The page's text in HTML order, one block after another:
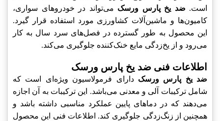
است. ضد یخ پارس ورسک می‌تواند در خودروهای سواری،
کامیون‌ها و ماشین‌آلات کشاورزی مورد استفاده قرار گیرد.
این محصول به طور گسترده در فصل‌های سرد سال به کار
می‌رود و از یخ‌زدگی مایع خنک‌کننده جلوگیری می‌کند.
اطلاعات فنی ضد یخ پارس ورسک
ضد یخ پارس ورسک دارای فرمولاسیون ویژه‌ای است که
شامل ترکیبات آلی و معدنی می‌باشد. این ترکیبات به آن اجازه
می‌دهند که در دماهای پایین عملکرد مناسبی داشته باشد و
همچنین از زنگ‌زدگی جلوگیری کند. اطلاعات فنی این محصول